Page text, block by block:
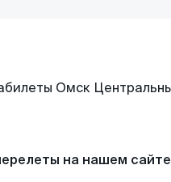
на нашем сайте